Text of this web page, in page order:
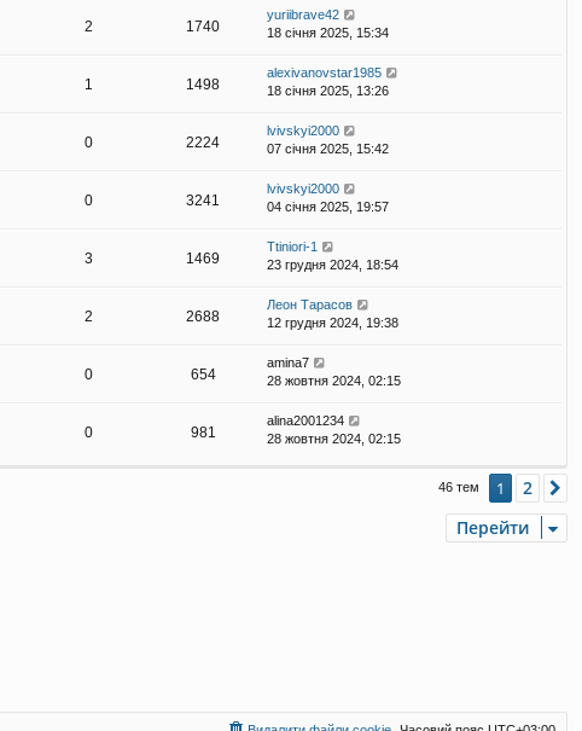
2 1740
yuriibrave42
18 січня 2025, 15:34
1 1498
alexivanovstar1985
18 січня 2025, 13:26
0 2224
lvivskyi2000
07 січня 2025, 15:42
0 3241
lvivskyi2000
04 січня 2025, 19:57
3 1469
Ttiniori-1
23 грудня 2024, 18:54
2 2688
Леон Тарасов
12 грудня 2024, 19:38
0 654
amina7
28 жовтня 2024, 02:15
0 981
alina2001234
28 жовтня 2024, 02:15
46 тем 1 2
Перейти